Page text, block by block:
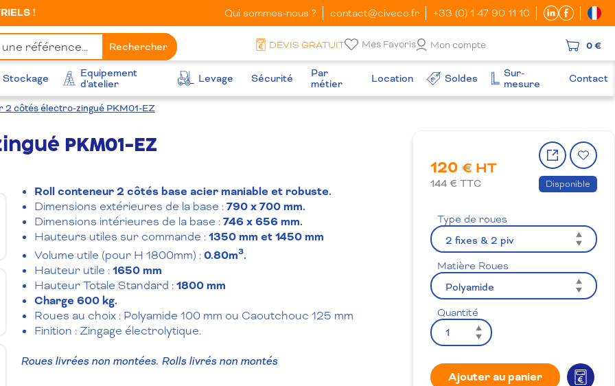
! Qui sommes-nous ? contact@civeco.fr +33 (0) 1 47 90 11 10
Rechercher DEVIS GRATUIT Mes Favoris Mon compte 0 €
Stockage
Equipement
d'atelier
Levage Sécurité
Par
métier
Location Soldes
Sur-
mesure
Contact
2 côtés électro-zingué PKM01-EZ
PKM01-EZ
Roll conteneur 2 côtés base acier maniable et robuste.
Dimensions extérieures de la base :790 x 700 mm.
Dimensions intérieures de la base :746 x 656 mm.
Hauteurs utiles sur commande :1350 mm et 1450 mm
Volume utile (pour H 1800mm) :0.80m3.
Hauteur utile :1650 mm
Hauteur Totale Standard :1800 mm
Charge 600 kg.
Roues au choix : Polyamide 100 mm ou Caoutchouc 125 mm
Finition : Zingage électrolytique.
Roues livrées non montées. Rolls livrés non montés
120 € HT
144 € TTC
Partager
le
produit
à
la
Disponible
Type de roues
Matière Roues
Quantité
Ajouter au panier